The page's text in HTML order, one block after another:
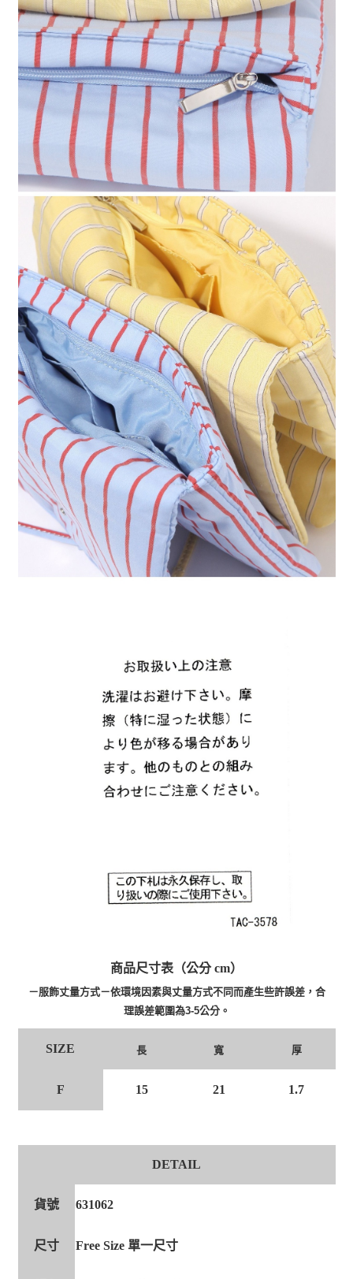
商品尺寸表（公分 cm）
－服飾丈量方式－依環境因素與丈量方式不同而產生些許誤差，合
理誤差範圍為3-5公分。
SIZE 長 寬 厚
F 15 21 1.7
DETAIL
貨號 631062
尺寸 Free Size 單一尺寸